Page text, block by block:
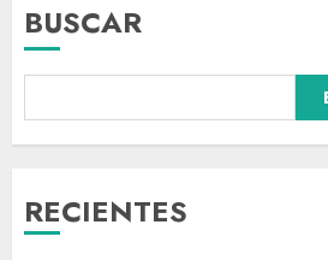
BUSCAR
RECIENTES
3
Abelardo